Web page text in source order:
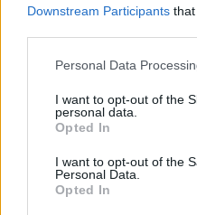
Downstream Participants
Personal Data
I want to opt-out of the
personal data.
Opted In
I want to opt-out of the
Personal Data.
Opted In